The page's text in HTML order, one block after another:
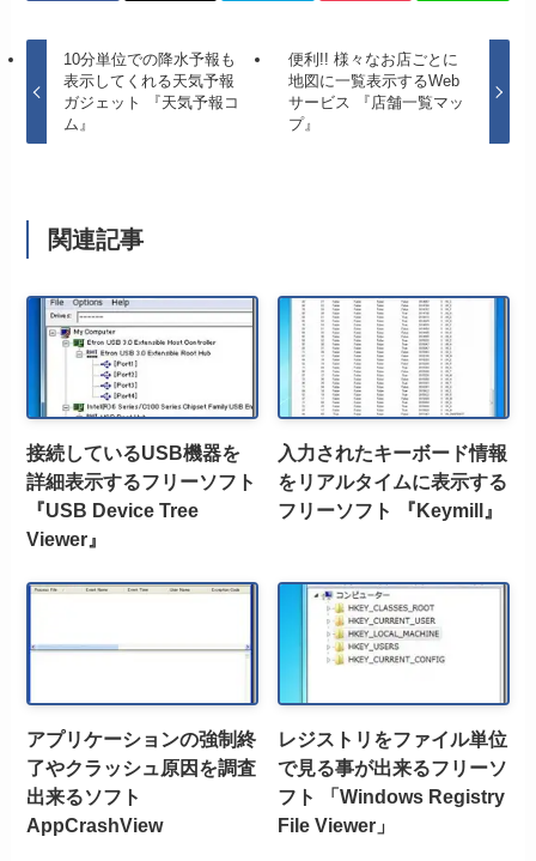
10分単位での降水予報も
表示してくれる天気予報
ガジェット 『天気予報コ
ム』
便利!! 様々なお店ごとに
地図に一覧表示するWeb
サービス 『店舗一覧マッ
プ』
関連記事
接続しているUSB機器を
詳細表示するフリーソフト
『USB Device Tree
Viewer』
入力されたキーボード情報
をリアルタイムに表示する
フリーソフト 『Keymill』
アプリケーションの強制終
了やクラッシュ原因を調査
出来るソフト
AppCrashView
レジストリをファイル単位
で見る事が出来るフリーソ
フト 「Windows Registry
File Viewer」